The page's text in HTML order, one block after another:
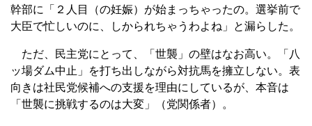
幹部に「２人目（の妊娠）が始まっちゃったの。選挙前で
大臣で忙しいのに、しかられちゃうわよね」と漏らした。
ただ、民主党にとって、「世襲」の壁はなお高い。「八
ッ場ダム中止」を打ち出しながら対抗馬を擁立しない。表
向きは社民党候補への支援を理由にしているが、本音は
「世襲に挑戦するのは大変」（党関係者）。